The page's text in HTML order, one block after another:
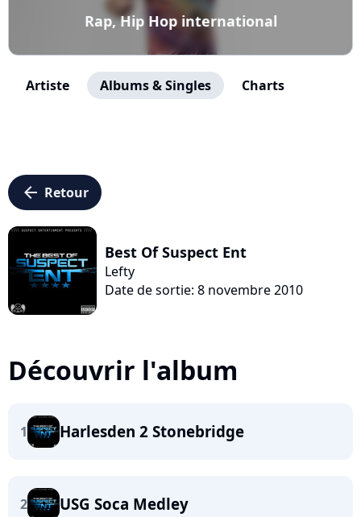
Rap, Hip Hop international
Artiste Albums & Singles Charts
arrow_left Retour
Best Of Suspect Ent
Lefty
Date de sortie: 8 novembre 2010
Découvrir l'album
1 Harlesden 2 Stonebridge
2 USG Soca Medley